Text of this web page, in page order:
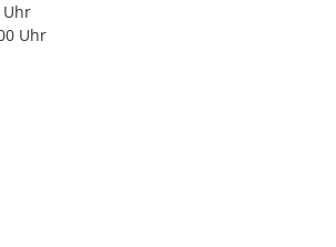
Uhr
Uhr